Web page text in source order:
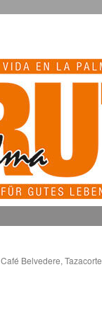
Café Belvedere, Tazacorte